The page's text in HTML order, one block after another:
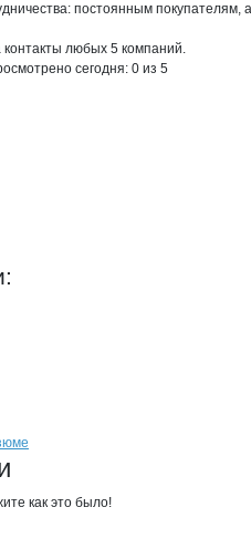
постоянным
любых 5 компаний.
сегодня: 0 из 5
:
ООО
как это было!